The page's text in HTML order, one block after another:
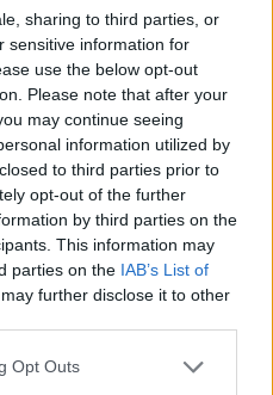
sharing to third parties, or
sensitive information for
use the below opt-out
Please note that after your
may continue seeing
information utilized by
to third parties prior to
opt-out of the further
by third parties on the
This information may
parties on the IAB’s List of
further disclose it to other
Opt Outs
Article suivant
Les Personnes Non
mariées : un risque accru
de cancer dévoilé par une
étude surprenante